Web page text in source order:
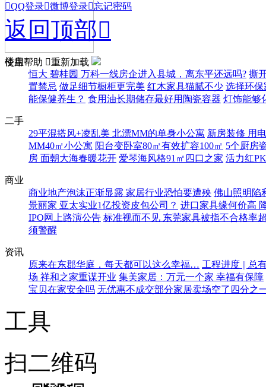
使用帮助 重新加载
QQ登录微博登录忘记密码
返回顶部
楼盘
恒大 碧桂园 万科一线房企进入县城，离东平还远吗? 撕
置禁忌 做足细节橱柜更完美 红木家具猫腻不少 选择环保
能保健养生？ 食用油长期储存最好用陶瓷容器 灯饰能够
二手
29平混搭风+凌乱美 北漂MM的单身小公寓 新房装修 用
MM40㎡小公寓 阳台变卧室80㎡有效扩容100㎡ 5个厨房
房 面朝大海春暖花开 爱琴海风格91㎡四口之家 活力红
商业
商业地产泡沫正渐显露 家居行业恐怕要遭殃 佛山照明陷
景丽家 亚太实业1亿投资皮包公司？ 进口家具缘何价高
IPO网上路演公告 标准视而不见 东莞家具被指不合格率
须警醒
资讯
原来在东郡华庭，每天都可以这么幸福… 工程进度 || 总
场 祥和之家重谋开业 集美家居：万元一个家 幸福有保障
宝贝在家安全吗 无优惠不成交部分家居卖场空了四分之
工具
扫二维码